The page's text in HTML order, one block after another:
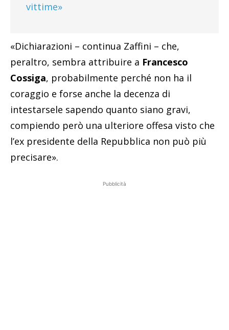
vittime»
«Dichiarazioni – continua Zaffini – che,
peraltro, sembra attribuire a Francesco
Cossiga, probabilmente perché non ha il
coraggio e forse anche la decenza di
intestarsele sapendo quanto siano gravi,
compiendo però una ulteriore offesa visto che
l’ex presidente della Repubblica non può più
precisare».
Pubblicità